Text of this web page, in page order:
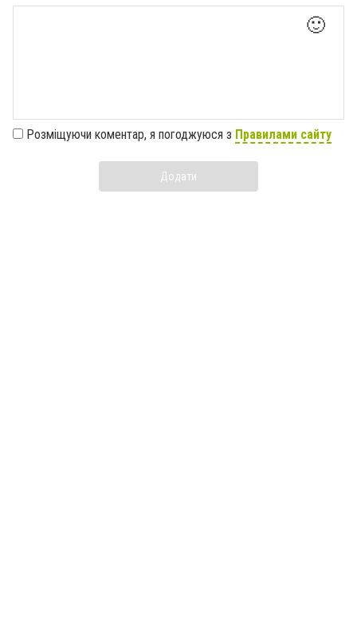
🙂
Розміщуючи коментар, я погоджуюся з Правилами сайту
Додати